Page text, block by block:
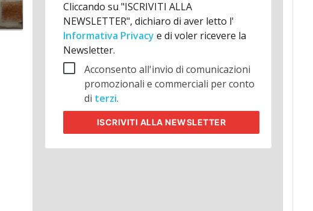
Cliccando su "ISCRIVITI ALLA
NEWSLETTER", dichiaro di aver letto l'
Informativa Privacy e di voler ricevere la
Newsletter.
Acconsento all'invio di comunicazioni
promozionali e commerciali per conto
di terzi.
ISCRIVITI ALLA NEWSLETTER